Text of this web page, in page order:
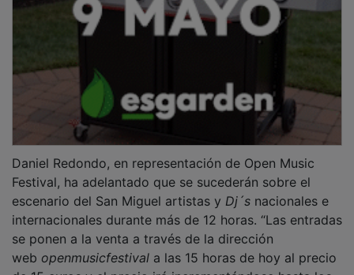
Festival, ha adelantado que se sucederán sobre el
escenario del San Miguel artistas yDj´snacionales e
internacionales durante más de 12 horas. “Las entradas
se ponen a la venta a través de la dirección
webopenmusicfestivala las 15 horas de hoy al precio
de 15 euros y el precio irá incrementándose hasta los